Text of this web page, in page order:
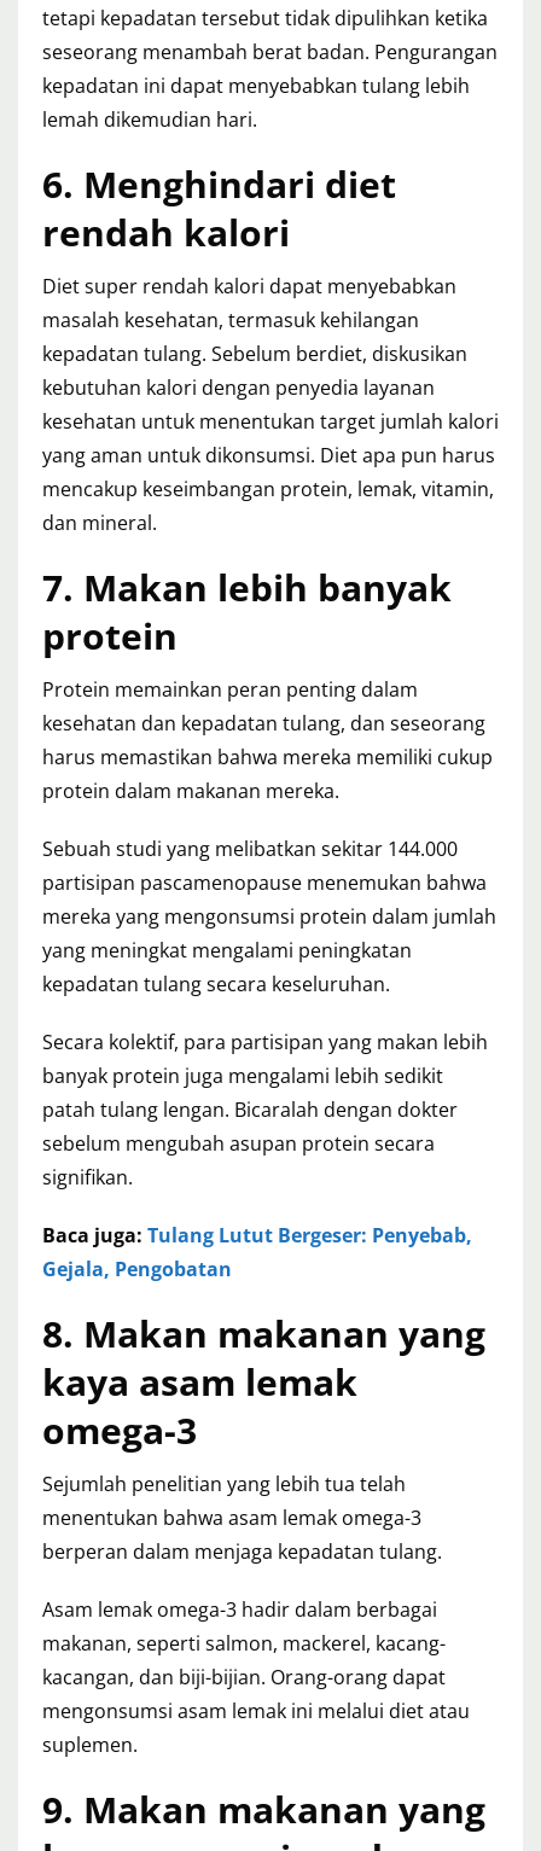
tetapi kepadatan tersebut tidak dipulihkan ketika
seseorang menambah berat badan. Pengurangan
kepadatan ini dapat menyebabkan tulang lebih
lemah dikemudian hari.
6. Menghindari diet
rendah kalori
Diet super rendah kalori dapat menyebabkan
masalah kesehatan, termasuk kehilangan
kepadatan tulang. Sebelum berdiet, diskusikan
kebutuhan kalori dengan penyedia layanan
kesehatan untuk menentukan target jumlah kalori
yang aman untuk dikonsumsi. Diet apa pun harus
mencakup keseimbangan protein, lemak, vitamin,
dan mineral.
7. Makan lebih banyak
protein
Protein memainkan peran penting dalam
kesehatan dan kepadatan tulang, dan seseorang
harus memastikan bahwa mereka memiliki cukup
protein dalam makanan mereka.
Sebuah studi yang melibatkan sekitar 144.000
partisipan pascamenopause menemukan bahwa
mereka yang mengonsumsi protein dalam jumlah
yang meningkat mengalami peningkatan
kepadatan tulang secara keseluruhan.
Secara kolektif, para partisipan yang makan lebih
banyak protein juga mengalami lebih sedikit
patah tulang lengan. Bicaralah dengan dokter
sebelum mengubah asupan protein secara
signifikan.
Baca juga: Tulang Lutut Bergeser: Penyebab,
Gejala, Pengobatan
8. Makan makanan yang
kaya asam lemak
omega-3
Sejumlah penelitian yang lebih tua telah
menentukan bahwa asam lemak omega-3
berperan dalam menjaga kepadatan tulang.
Asam lemak omega-3 hadir dalam berbagai
makanan, seperti salmon, mackerel, kacang-
kacangan, dan biji-bijian. Orang-orang dapat
mengonsumsi asam lemak ini melalui diet atau
suplemen.
9. Makan makanan yang